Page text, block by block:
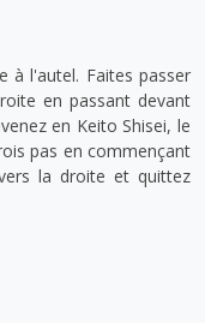
à l'autel. Faites passer
en passant devant
en Keito Shisei, le
pas en commençant
la droite et quittez